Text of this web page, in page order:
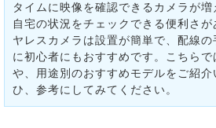
タイムに映像を確認できるカメラが
自宅の状況をチェックできる便利さ
ヤレスカメラは設置が簡単で、配線
に初心者にもおすすめです。こちらで
や、用途別のおすすめモデルをご紹
ひ、参考にしてみてください。